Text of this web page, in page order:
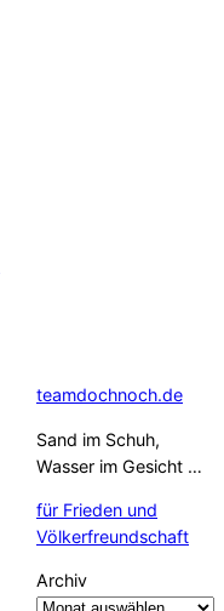
teamdochnoch.de
Sand im Schuh,
Wasser im Gesicht …
für Frieden und
Völkerfreundschaft
Archiv